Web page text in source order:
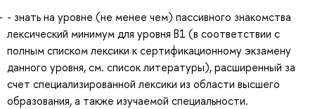
- знать на уровне (не менее чем) пассивного знакомства
лексический минимум для уровня В1 (в соответствии с
полным списком лексики к сертификационному экзамену
данного уровня, см. список литературы), расширенный за
счет специализированной лексики из области высшего
образования, а также изучаемой специальности.